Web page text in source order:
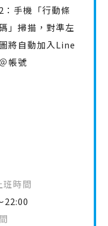
2：手機「行動條
」掃描，對準左
圖將自動加入Line
＠帳號
班時間
22:00